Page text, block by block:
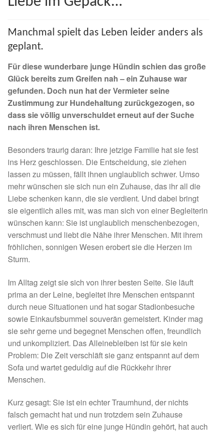
Juli bis Dezember 2023
Januar bis Juni 2023
Spenden 2022
Juli bis Dezember 2022
Spenden 2021
Juli bis Dezember 2021
Fördermitgliedschaft
Tierschutz
Schutzgebühr
Unsere Notnasen
Notnasen in Deutschland
Notnasen noch im Ausland
Notnasen mit Handicap
Wichtige Gedanken vor der Adoption
Manchmal spielt das Leben leider anders als
geplant.
Für diese wunderbare junge Hündin schien das große
Glück bereits zum Greifen nah – ein Zuhause war
gefunden. Doch nun hat der Vermieter seine
Zustimmung zur Hundehaltung zurückgezogen, so
dass sie völlig unverschuldet erneut auf der Suche
nach ihren Menschen ist.
Besonders traurig daran: Ihre jetzige Familie hat sie fest
ins Herz geschlossen. Die Entscheidung, sie ziehen
lassen zu müssen, fällt ihnen unglaublich schwer. Umso
mehr wünschen sie sich nun ein Zuhause, das ihr all die
Liebe schenken kann, die sie verdient. Und dabei bringt
sie eigentlich alles mit, was man sich von einer Begleiterin
wünschen kann: Sie ist unglaublich menschenbezogen,
verschmust und liebt die Nähe ihrer Menschen. Mit ihrem
fröhlichen, sonnigen Wesen erobert sie die Herzen im
Sturm.
Im Alltag zeigt sie sich von ihrer besten Seite. Sie läuft
prima an der Leine, begleitet ihre Menschen entspannt
durch neue Situationen und hat sogar Stadionbesuche
sowie Einkaufsbummel souverän gemeistert. Kinder mag
sie sehr gerne und begegnet Menschen offen, freundlich
und unkompliziert. Das Alleinebleiben ist für sie kein
Problem: Die Zeit verschläft sie ganz entspannt auf dem
Sofa und wartet geduldig auf die Rückkehr ihrer
Menschen.
Kurz gesagt: Sie ist ein echter Traumhund, der nichts
falsch gemacht hat und nun trotzdem sein Zuhause
verliert. Wie es sich für eine junge Hündin gehört, hat auch